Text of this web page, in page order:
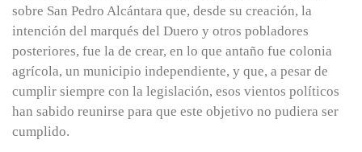
sobre San Pedro Alcántara que, desde su creación, la
intención del marqués del Duero y otros pobladores
posteriores, fue la de crear, en lo que antaño fue colonia
agrícola, un municipio independiente, y que, a pesar de
cumplir siempre con la legislación, esos vientos políticos
han sabido reunirse para que este objetivo no pudiera ser
cumplido.